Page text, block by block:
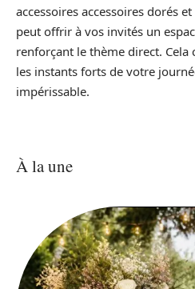
accessoires accessoires dorés
peut offrir à vos invités un
renforçant le thème direct.
les instants forts de votre
impérissable.
À la une